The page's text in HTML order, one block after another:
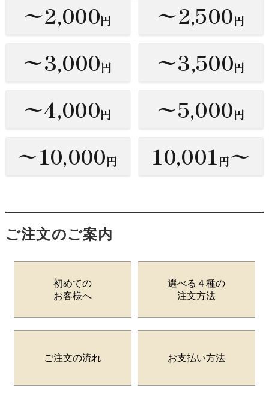
〜2,000円 〜2,500円
〜3,000円 〜3,500円
〜4,000円 〜5,000円
〜10,000円 10,001円〜
ご注文のご案内
初めての
お客様へ
選べる４種の
注文方法
ご注文の流れ お支払い方法